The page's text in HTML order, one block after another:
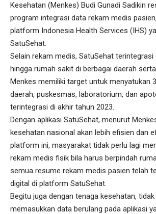
Kesehatan (Menkes) Budi Gunadi Sadikin
program integrasi data rekam medis
platform Indonesia Health Services (IHS)
SatuSehat.
Selain rekam medis, SatuSehat
hingga rumah sakit di berbagai daerah
Menkes memiliki target untuk menyatukan
daerah, puskesmas, laboratorium, dan
terintegrasi di akhir tahun 2023.
Dengan aplikasi SatuSehat, menurut
kesehatan nasional akan lebih efisien dan
platform ini, masyarakat tidak perlu lagi
rekam medis fisik bila harus berpindah
semua resume rekam medis pasien telah
digital di platform SatuSehat.
Begitu juga dengan tenaga kesehatan, tidak
memasukkan data berulang pada aplikasi